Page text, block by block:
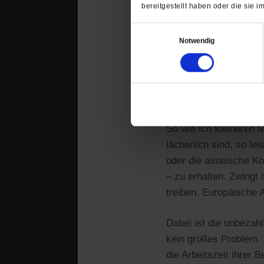
bereitgestellt haben oder die sie
Notwendig
So wie ich kleineren
lächerlich sind, so
oder die asiatische
– zu erhalten. Zwingt
treiben. Europäische
Dabei ist die
kein großes
die Arbeitszeit ihrer